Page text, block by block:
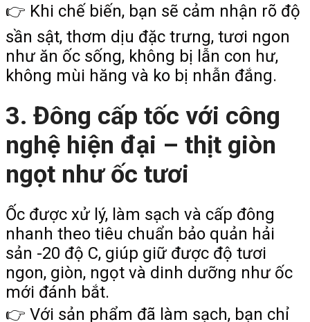
👉 Khi chế biến, bạn sẽ cảm nhận rõ độ
sần sật, thơm dịu đặc trưng, tươi ngon
như ăn ốc sống, không bị lẫn con hư,
không mùi hăng và ko bị nhẫn đắng.
3. Đông cấp tốc với công
nghệ hiện đại – thịt giòn
ngọt như ốc tươi
Ốc được xử lý, làm sạch và cấp đông
nhanh theo tiêu chuẩn bảo quản hải
sản -20 độ C, giúp giữ được độ tươi
ngon, giòn, ngọt và dinh dưỡng như ốc
mới đánh bắt.
👉 Với sản phẩm đã làm sạch, bạn chỉ